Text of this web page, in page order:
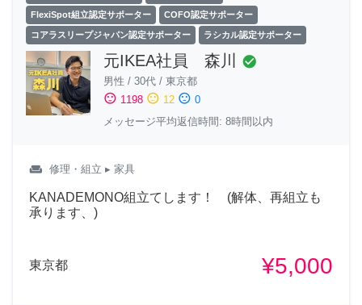
FlexiSpot組立認定サポーター COFO認定サポーター
コアラスリープジャパン認定サポーター ラシカル認定サポーター
元IKEA社員 森川 check_circle
男性 / 30代 / 東京都
sentiment_satisfied 1198 sentiment_neutral 12 sentiment_dissatisfied 0
メッセージ平均返信時間: 8時間以内
weekend 修理・組立 ▸ 家具
KANADEMONO組立てします！ (解体、再組立も
承ります、)
東京都 ¥5,000